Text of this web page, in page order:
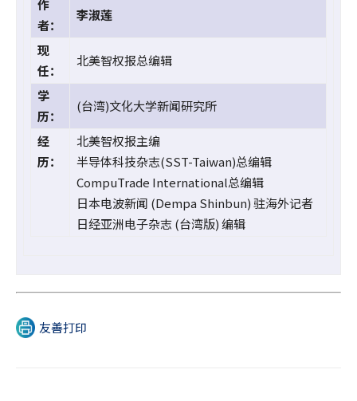
作
者：
李淑莲
现
任：
北美智权报总编辑
学
历：
(台湾)文化大学新闻研究所
经
历：
北美智权报主编
半导体科技杂志(SST-Taiwan)总编辑
CompuTrade International总编辑
日本电波新闻 (Dempa Shinbun) 驻海外记者
日经亚洲电子杂志 (台湾版) 编辑
友善打印